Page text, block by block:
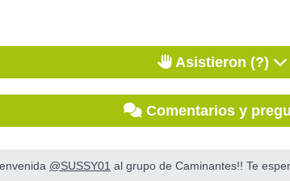
Asistieron (?)
Comentarios y
@SUSSY01 al grupo de Caminantes!! Te